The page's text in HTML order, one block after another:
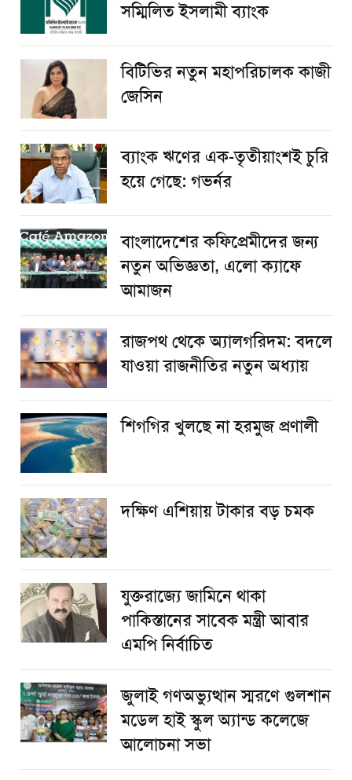
সম্মিলিত ইসলামী ব্যাংক
বিটিভির নতুন মহাপরিচালক কাজী
জেসিন
ব্যাংক ঋণের এক-তৃতীয়াংশই চুরি
হয়ে গেছে: গভর্নর
বাংলাদেশের কফিপ্রেমীদের জন্য
নতুন অভিজ্ঞতা, এলো ক্যাফে
আমাজন
রাজপথ থেকে অ্যালগরিদম: বদলে
যাওয়া রাজনীতির নতুন অধ্যায়
শিগগির খুলছে না হরমুজ প্রণালী
দক্ষিণ এশিয়ায় টাকার বড় চমক
যুক্তরাজ্যে জামিনে থাকা
পাকিস্তানের সাবেক মন্ত্রী আবার
এমপি নির্বাচিত
জুলাই গণঅভ্যুত্থান স্মরণে গুলশান
মডেল হাই স্কুল অ্যান্ড কলেজে
আলোচনা সভা